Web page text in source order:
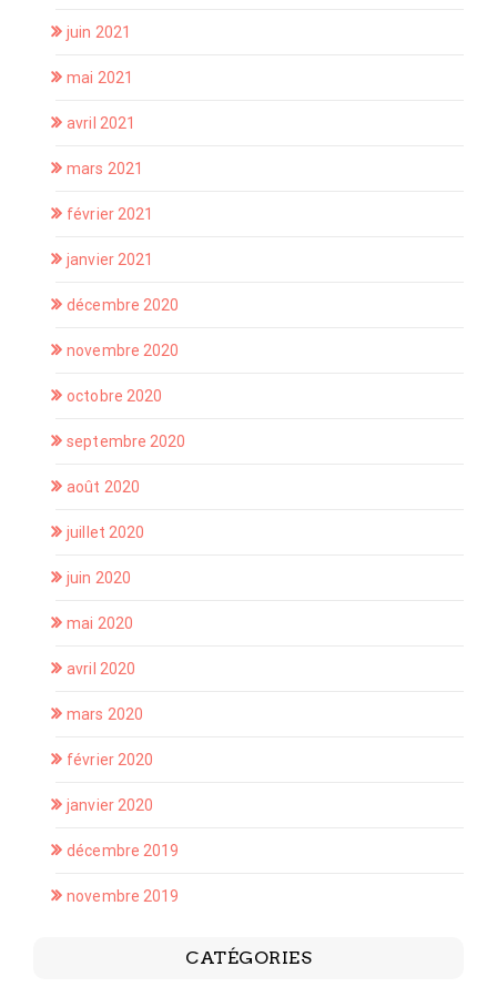
juin 2021
mai 2021
avril 2021
mars 2021
février 2021
janvier 2021
décembre 2020
novembre 2020
octobre 2020
septembre 2020
août 2020
juillet 2020
juin 2020
mai 2020
avril 2020
mars 2020
février 2020
janvier 2020
décembre 2019
novembre 2019
CATÉGORIES